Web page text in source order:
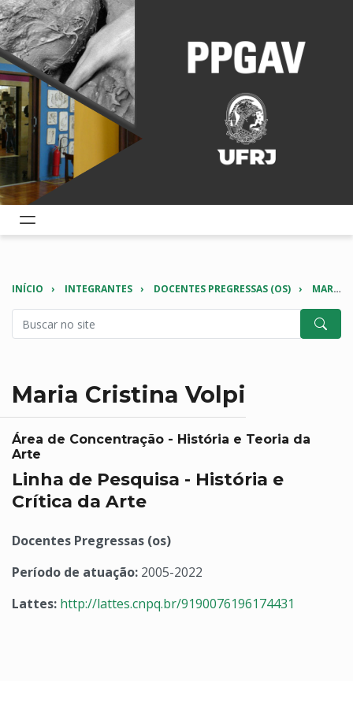
INÍCIO INTEGRANTES DOCENTES PREGRESSAS (OS) MARIA CRISTINA VOLPI
Maria Cristina Volpi
Área de Concentração - História e Teoria da
Arte
Linha de Pesquisa - História e
Crítica da Arte
Docentes Pregressas (os)
Período de atuação: 2005-2022
Lattes: http://lattes.cnpq.br/9190076196174431